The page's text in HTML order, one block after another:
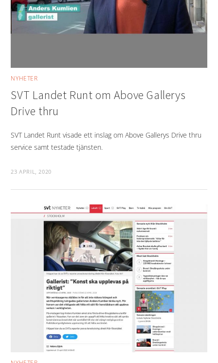
NYHETER
SVT Landet Runt om Above Gallerys
Drive thru
SVT Landet Runt visade ett inslag om Above Gallerys Drive thru
service samt testade tjänsten.
23 APRIL, 2020